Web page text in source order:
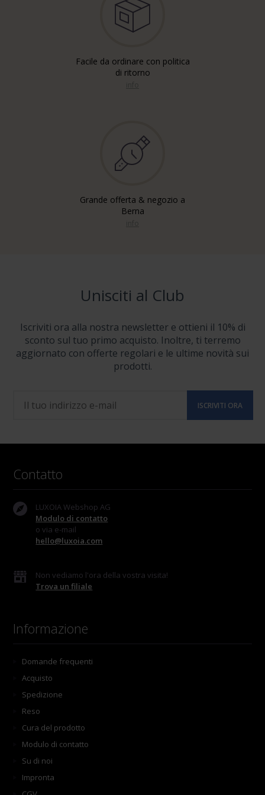
Facile da ordinare con politica
di ritorno
Grande offerta & negozio a
Berna
Unisciti al Club
Iscriviti ora alla nostra newsletter e ottieni il 10% di
sconto sul tuo primo acquisto. Inoltre, ti terremo
aggiornato con offerte regolari e le ultime novità sui
prodotti.
Contatto
LUXOIA Webshop AG
Modulo di contatto
o via e-mail
hello@luxoia.com
Non vediamo l'ora della vostra visita!
Trova un filiale
Informazione
Domande frequenti
Acquisto
Spedizione
Reso
Cura del prodotto
Modulo di contatto
Su di noi
Impronta